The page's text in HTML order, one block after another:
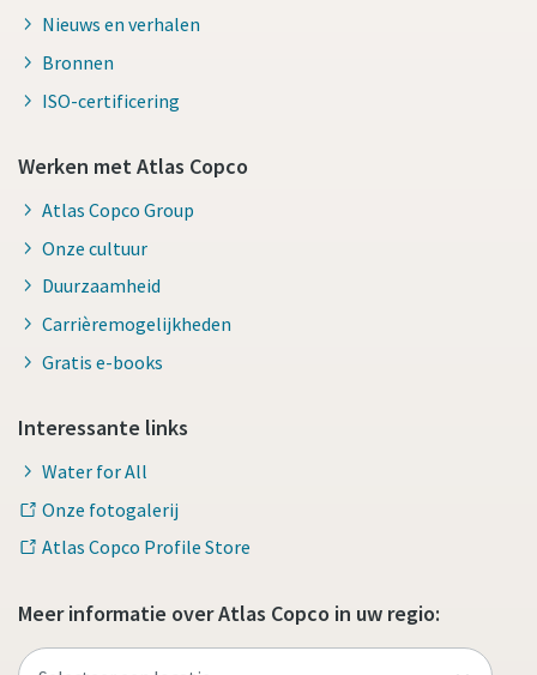
Nieuws en verhalen
Bronnen
ISO-certificering
Werken met Atlas Copco
Atlas Copco Group
Onze cultuur
Duurzaamheid
Carrièremogelijkheden
Gratis e-books
Interessante links
Water for All
Onze fotogalerij
Atlas Copco Profile Store
Meer informatie over Atlas Copco in uw regio: